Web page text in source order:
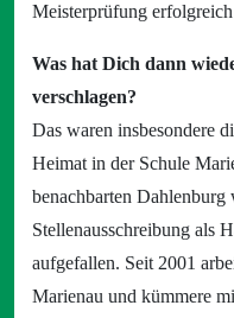
Meisterprüfung
Was hat Dich dann
verschlagen?
Das waren insbesondere
Heimat in der Schule
benachbarten
Stellenausschreibung als
aufgefallen. Seit 2001
Marienau und kümmere